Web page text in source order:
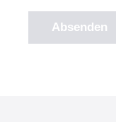
Absenden